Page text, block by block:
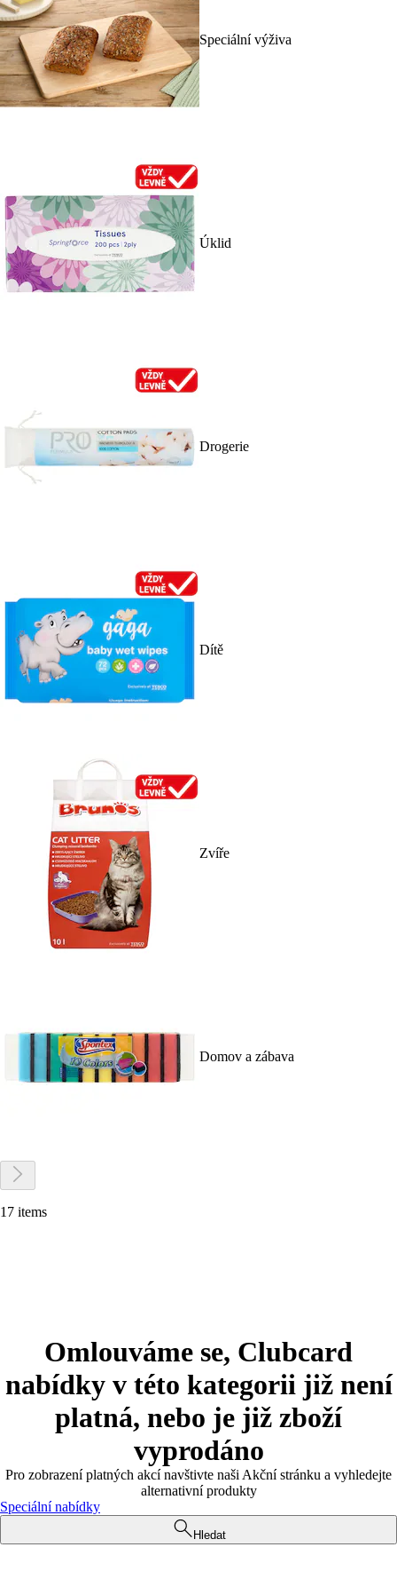
Speciální výživa
Úklid
Drogerie
Dítě
Zvíře
Domov a zábava
17 items
Omlouváme se, Clubcard
nabídky v této kategorii již není
platná, nebo je již zboží
vyprodáno
Pro zobrazení platných akcí navštivte naši Akční stránku a vyhledejte
alternativní produkty
Speciální nabídky
Hledat